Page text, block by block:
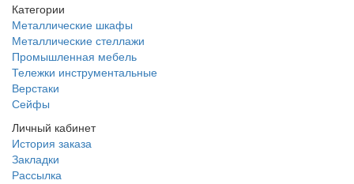
Категории
Металлические шкафы
Металлические стеллажи
Промышленная мебель
Тележки инструментальные
Верстаки
Сейфы
Личный кабинет
История заказа
Закладки
Рассылка